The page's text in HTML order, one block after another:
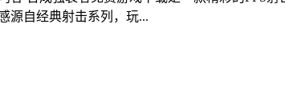
源自经典射击系列，玩...